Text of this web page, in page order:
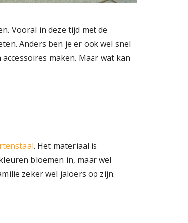
Vooral in deze tijd met de
Anders ben je er ook wel snel
maken. Maar wat kan
. Het materiaal is
bloemen in, maar wel
zeker wel jaloers op zijn.